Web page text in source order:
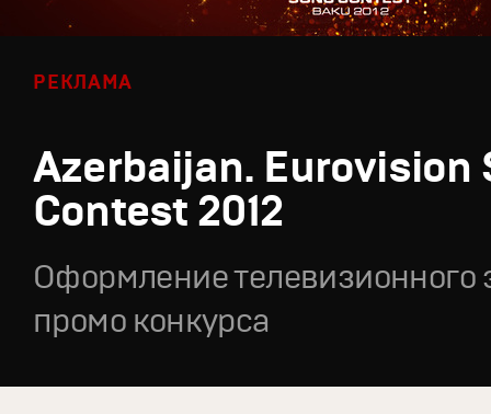
РЕКЛАМА
Azerbaijan. Eurovision
Contest 2012
Оформление телевизионного
промо конкурса